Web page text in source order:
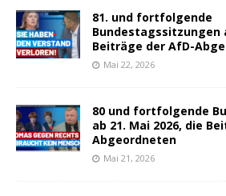
81. und fortfolgende
Bundestagssitzungen
Beiträge der AfD-
Mai 22, 2026
80 und fortfolgende
ab 21. Mai 2026, die
Abgeordneten
Mai 21, 2026